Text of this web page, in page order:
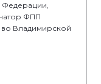
ФПП
во Владимирской